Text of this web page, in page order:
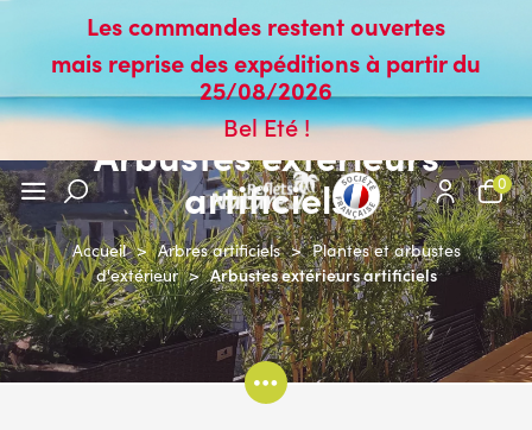
Les commandes restent ouvertes
mais reprise des expéditions à partir du
25/08/2026
Bel Eté !
0
Arbustes extérieurs
artificiels
Accueil > Arbres artificiels > Plantes et arbustes
d'extérieur > Arbustes extérieurs artificiels